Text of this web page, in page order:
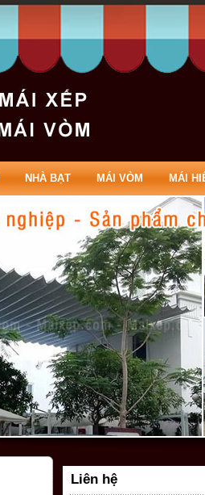
NHÀ BẠT MÁI VÒM MÁI
Liên hệ